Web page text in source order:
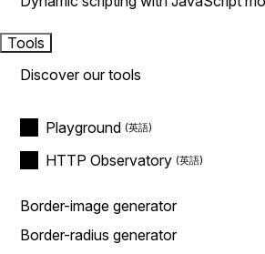
Tools
Discover our tools
Playground
HTTP Observatory
Border-image generator
Border-radius generator